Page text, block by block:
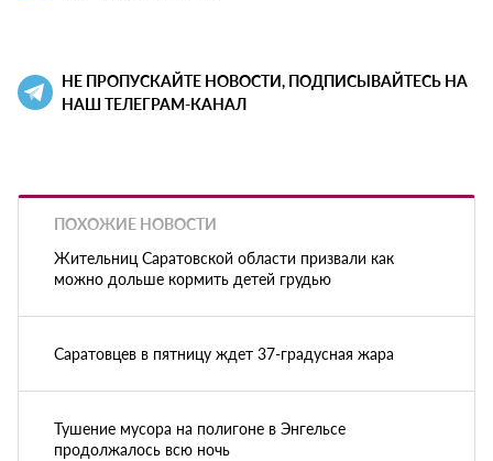
НЕ ПРОПУСКАЙТЕ НОВОСТИ, ПОДПИСЫВАЙТЕСЬ НА
НАШ ТЕЛЕГРАМ-КАНАЛ
ПОХОЖИЕ НОВОСТИ
Жительниц Саратовской области призвали как
можно дольше кормить детей грудью
Саратовцев в пятницу ждет 37-градусная жара
Тушение мусора на полигоне в Энгельсе
продолжалось всю ночь